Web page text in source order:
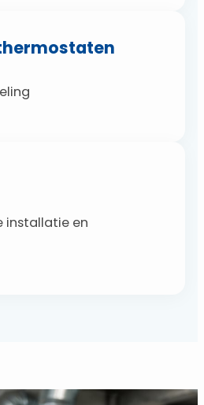
installatie en